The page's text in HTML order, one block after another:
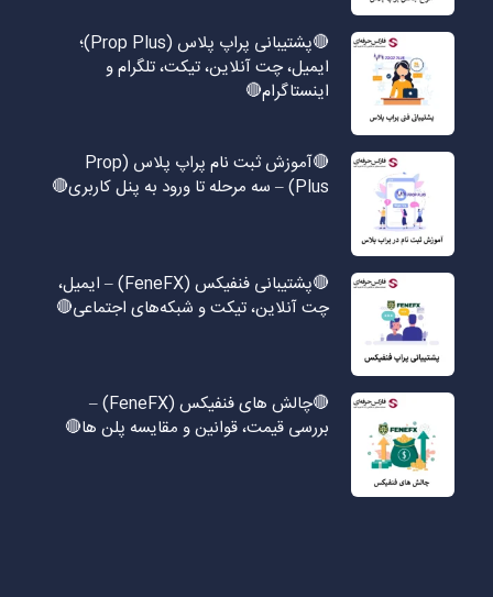
🔴پشتیبانی پراپ پلاس (Prop Plus)؛
ایمیل، چت آنلاین، تیکت، تلگرام و
اینستاگرام🔴
🔴آموزش ثبت نام پراپ پلاس (Prop
Plus) – سه مرحله تا ورود به پنل کاربری🔴
🔴پشتیبانی فنفیکس (FeneFX) – ایمیل،
چت آنلاین، تیکت و شبکه‌های اجتماعی🔴
🔴چالش های فنفیکس (FeneFX) –
بررسی قیمت، قوانین و مقایسه پلن ها🔴